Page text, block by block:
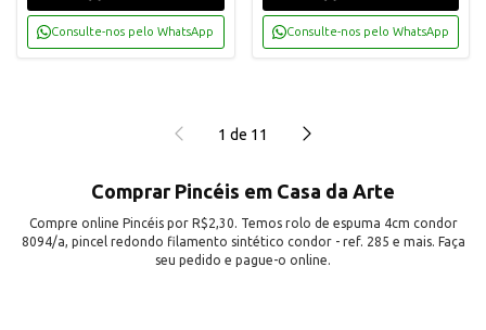
Consulte-nos pelo WhatsApp Consulte-nos pelo WhatsApp
1 de 11
Comprar Pincéis em Casa da Arte
Compre online Pincéis por R$2,30. Temos rolo de espuma 4cm condor
8094/a, pincel redondo filamento sintético condor - ref. 285 e mais. Faça
seu pedido e pague-o online.